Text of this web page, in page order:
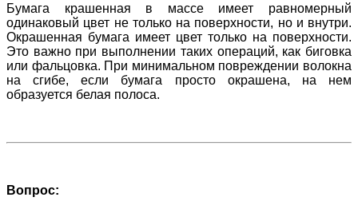
Бумага крашенная в массе имеет равномерный
одинаковый цвет не только на поверхности, но и внутри.
Окрашенная бумага имеет цвет только на поверхности.
Это важно при выполнении таких операций, как биговка
или фальцовка. При минимальном повреждении волокна
на сгибе, если бумага просто окрашена, на нем
образуется белая полоса.
Вопрос: